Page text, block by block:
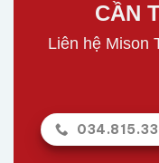
CẦN
Liên hệ Mison